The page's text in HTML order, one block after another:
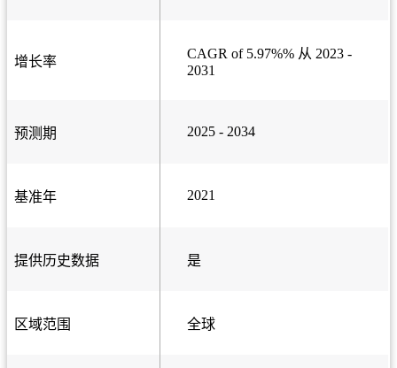
增长率
CAGR of 5.97%% 从 2023 -
2031
预测期 2025 - 2034
基准年 2021
提供历史数据 是
区域范围 全球